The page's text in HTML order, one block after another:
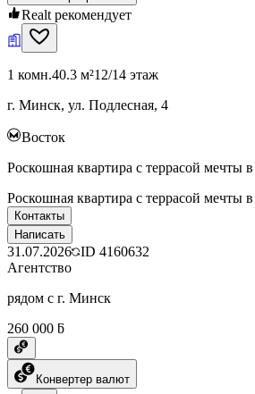
Realt рекомендует
1 комн.40.3 м²12/14 этаж
г. Минск, ул. Подлесная, 4
Восток
Роскошная квартира с террасой
Роскошная квартира с террасой
Контакты
Написать
31.07.2026 ID 4160632
Агентство
рядом с г. Минск
260 000 ƃ
Конвертер валют